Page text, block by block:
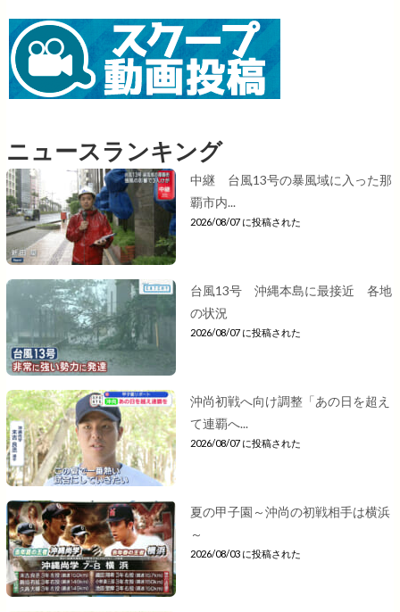
ニュースランキング
中継 台風13号の暴風域に入った那
覇市内...
2026/08/07 に投稿された
台風13号 沖縄本島に最接近 各地
の状況
2026/08/07 に投稿された
沖尚初戦へ向け調整「あの日を超え
て連覇へ...
2026/08/07 に投稿された
夏の甲子園～沖尚の初戦相手は横浜
～
2026/08/03 に投稿された